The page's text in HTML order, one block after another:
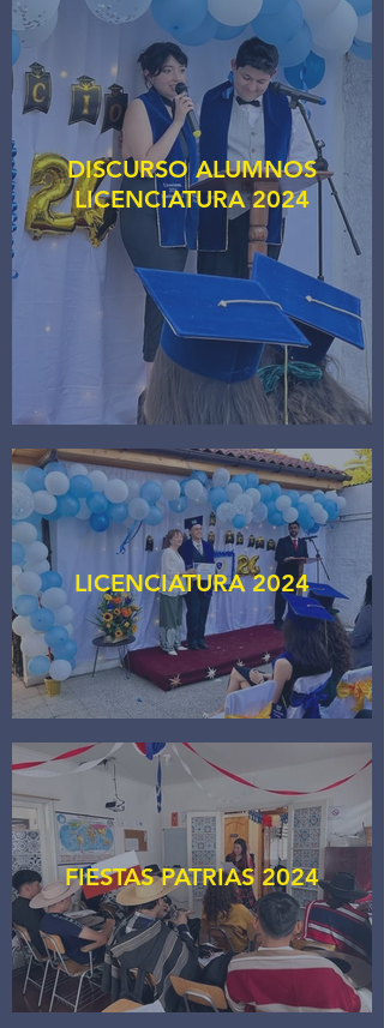
DISCURSO ALUMNOS
LICENCIATURA 2024
LICENCIATURA 2024
FIESTAS PATRIAS 2024